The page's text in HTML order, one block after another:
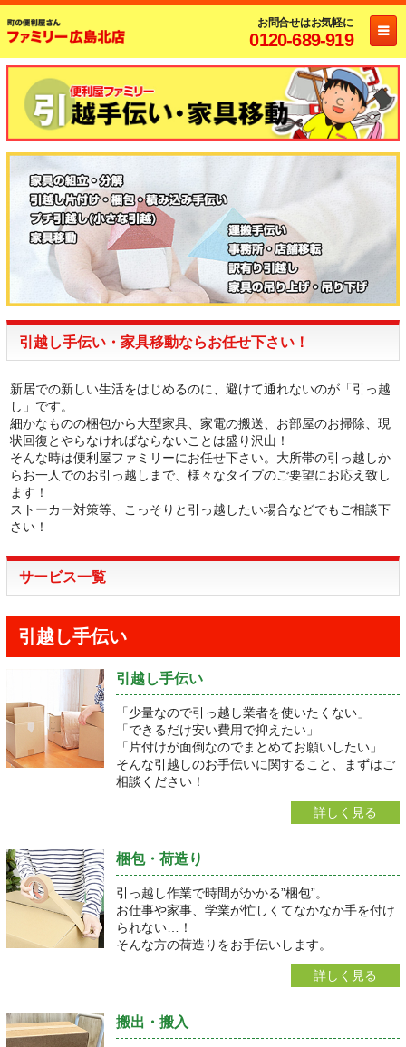
お問合せはお気軽に
0120-689-919
引越し手伝い・家具移動ならお任せ下さい！
新居での新しい生活をはじめるのに、避けて通れないのが「引っ越
し」です。
細かなものの梱包から大型家具、家電の搬送、お部屋のお掃除、現
状回復とやらなければならないことは盛り沢山！
そんな時は便利屋ファミリーにお任せ下さい。大所帯の引っ越しか
らお一人でのお引っ越しまで、様々なタイプのご要望にお応え致し
ます！
ストーカー対策等、こっそりと引っ越したい場合などでもご相談下
さい！
サービス一覧
引越し手伝い
引越し手伝い
「少量なので引っ越し業者を使いたくない」
「できるだけ安い費用で抑えたい」
「片付けが面倒なのでまとめてお願いしたい」
そんな引越しのお手伝いに関すること、まずはご
相談ください！
詳しく見る
梱包・荷造り
引っ越し作業で時間がかかる”梱包”。
お仕事や家事、学業が忙しくてなかなか手を付け
られない…！
そんな方の荷造りをお手伝いします。
詳しく見る
搬出・搬入